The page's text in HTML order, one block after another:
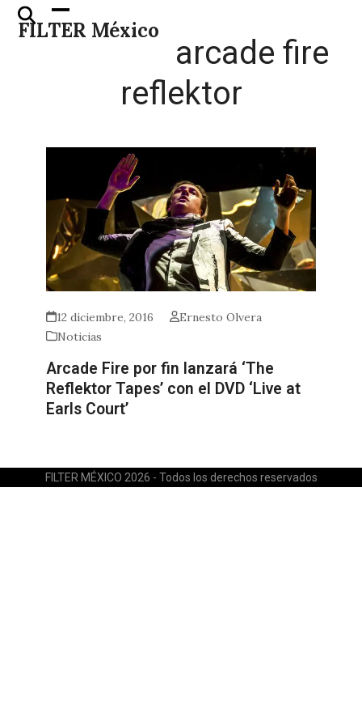
Skip
FILTER México
Open
mobile
Close
mobile
arcade fire
reflektor
12 diciembre, 2016
Ernesto Olvera
Noticias
Arcade Fire por fin lanzará ‘The
Reflektor Tapes’ con el DVD ‘Live at
Earls Court’
FILTER MÉXICO 2026 - Todos los derechos reservados